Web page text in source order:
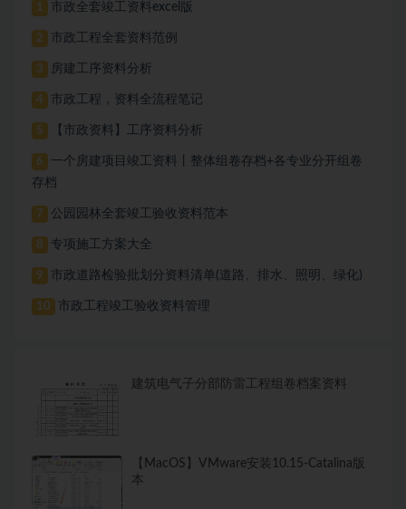
1 市政全套竣工资料excel版
2 市政工程全套资料范例
3 房建工序资料分析
4 市政工程，资料全流程笔记
5 【市政资料】工序资料分析
6
一个房建项目竣工资料丨整体组卷存档+各专业分开组卷
存档
7 公园园林全套竣工验收资料范本
8 专项施工方案大全
9 市政道路检验批划分资料清单(道路、排水、照明、绿化)
10 市政工程竣工验收资料管理
建筑电气子分部防雷工程组卷档案资料
【MacOS】VMware安装10.15-Catalina版
本